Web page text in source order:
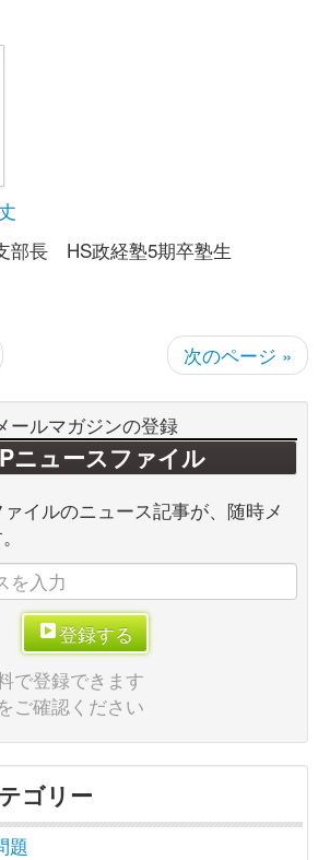
部長 HS政経塾5期卒塾生
次のページ »
ールマガジンの登録
ニュースファイル
イルのニュース記事が、随時メ
登録する
で登録できます
ご確認ください
ゴリー
題